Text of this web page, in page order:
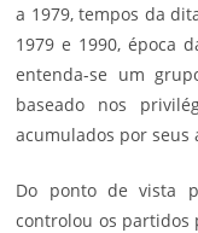
a 1979, tempos da
1979 e 1990, época
entenda-se um
baseado nos
acumulados por seus
Do ponto de vista
controlou os partidos